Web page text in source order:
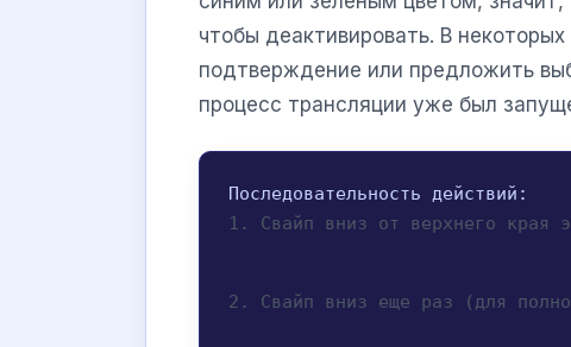
чтобы деактивировать. В
подтверждение или предложить
процесс трансляции уже был
1. Свайп вниз от верхнего края
2. Свайп вниз еще раз (для